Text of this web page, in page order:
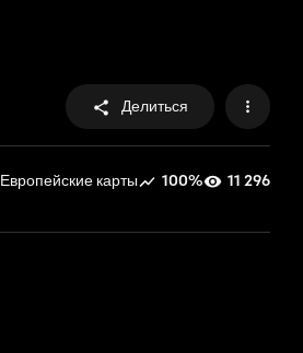
Делиться
Европейские карты 100% 11 296